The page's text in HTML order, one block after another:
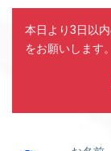
本日より3日以
をお願いします。